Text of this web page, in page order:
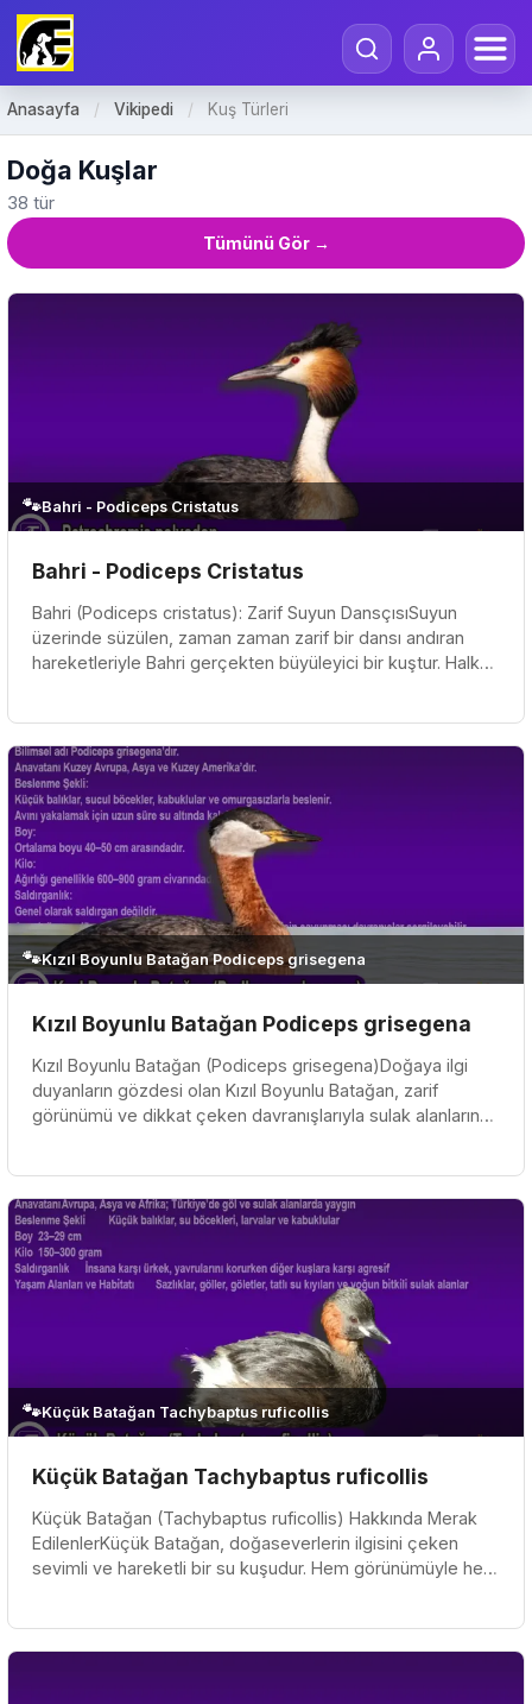
Anasayfa / Vikipedi / Kuş Türleri
Doğa Kuşlar
38 tür
Tümünü Gör →
🐾Bahri - Podiceps Cristatus
Bahri - Podiceps Cristatus
Bahri (Podiceps cristatus): Zarif Suyun DansçısıSuyun
üzerinde süzülen, zaman zaman zarif bir dansı andıran
hareketleriyle Bahri gerçekten büyüleyici bir kuştur. Halk
🐾Kızıl Boyunlu Batağan Podiceps grisegena
Kızıl Boyunlu Batağan Podiceps grisegena
Kızıl Boyunlu Batağan (Podiceps grisegena)Doğaya ilgi
duyanların gözdesi olan Kızıl Boyunlu Batağan, zarif
görünümü ve dikkat çeken davranışlarıyla sulak alanların
🐾Küçük Batağan Tachybaptus ruficollis
Küçük Batağan Tachybaptus ruficollis
Küçük Batağan (Tachybaptus ruficollis) Hakkında Merak
EdilenlerKüçük Batağan, doğaseverlerin ilgisini çeken
sevimli ve hareketli bir su kuşudur. Hem görünümüyle hem